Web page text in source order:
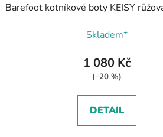
Barefoot kotníkové boty KEISY
Skladem*
1 080 Kč
(–20 %)
DETAIL